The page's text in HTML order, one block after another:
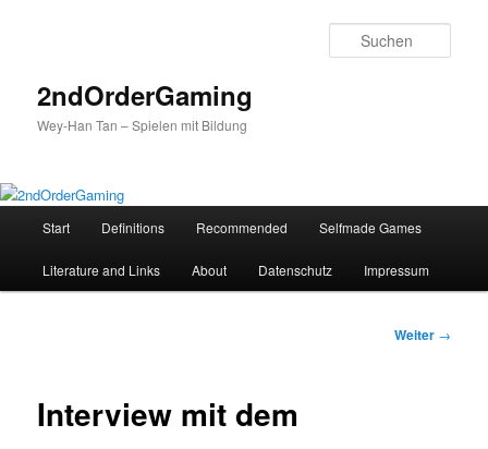
2ndOrderGaming
Wey-Han Tan – Spielen mit Bildung
p
Zum
Inhalt
Start Definitions Recommended Selfmade Games
Literature and Links About Datenschutz Impressum
Weiter →
Interview mit dem